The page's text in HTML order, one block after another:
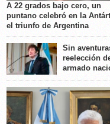
A 22 grados bajo cero, un
puntano celebró en la
el triunfo de Argentina
Sin
reelección
armado